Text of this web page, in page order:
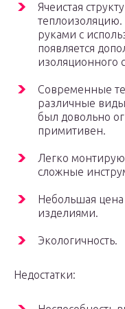
Ячеистая
руками с
появляется
изоляционного
Современные
различные
был довольно
примитивен.
Легко
сложные
Небольшая
изделиями.
Экологичность.
Недостатки: